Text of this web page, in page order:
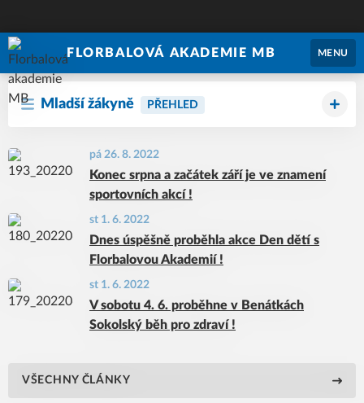
FLORBALOVÁ AKADEMIE MB MENU
Mladší žákyně PŘEHLED
pá 26. 8. 2022
Konec srpna a začátek září je ve znamení
sportovních akcí !
st 1. 6. 2022
Dnes úspěšně proběhla akce Den dětí s
Florbalovou Akademií !
st 1. 6. 2022
V sobotu 4. 6. proběhne v Benátkách
Sokolský běh pro zdraví !
VŠECHNY ČLÁNKY